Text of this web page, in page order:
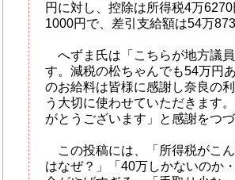
円に対し、控除は所得税4万
1000円で、差引支給額は54万
へずま氏は「こちらが地方議
す。減税の松ちゃんでも54万円
のお給料は皆様に感謝し奈良の
う大切に使わせていただきます
がとうございます」と感謝をつづ
この投稿には、「所得税がこ
はなぜ？」「40万しかないのか